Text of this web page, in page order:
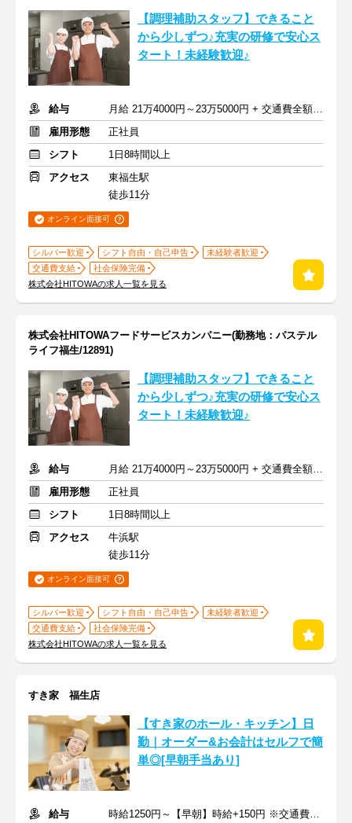
【調理補助スタッフ】できること
から少しずつ♪充実の研修で安心ス
タート！未経験歓迎♪
給与
月給 21万4000円～23万5000円 + 交通費全額支給
雇用形態
正社員
シフト
1日8時間以上
アクセス
東福生駅
徒歩11分
オンライン面接可
シルバー歓迎 シフト自由・自己申告
未経験者歓迎
交通費支給
社会保険完備
株式会社HITOWAの求人一覧を見る
株式会社HITOWAフードサービスカンパニー(勤務地：パステル
ライフ福生/12891)
【調理補助スタッフ】できること
から少しずつ♪充実の研修で安心ス
タート！未経験歓迎♪
給与
月給 21万4000円～23万5000円 + 交通費全額支給
雇用形態
正社員
シフト
1日8時間以上
アクセス
牛浜駅
徒歩11分
オンライン面接可
シルバー歓迎 シフト自由・自己申告
未経験者歓迎
交通費支給
社会保険完備
株式会社HITOWAの求人一覧を見る
すき家 福生店
【すき家のホール・キッチン】日
勤｜オーダー&お会計はセルフで簡
単◎[早朝手当あり]
給与
時給1250円～【早朝】時給+150円 ※交通費支給